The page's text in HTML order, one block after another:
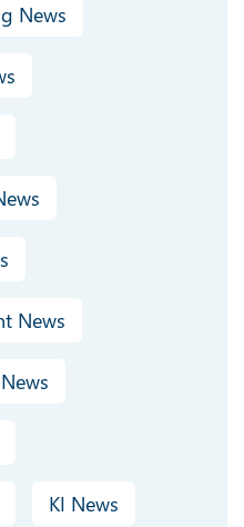
News
News
KI News